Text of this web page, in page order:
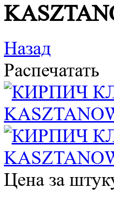
Назад
Распечатать
Цена за